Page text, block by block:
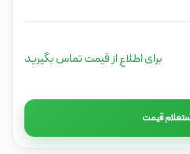
برای اطلاع از قیمت تماس بگیرید
قیمت